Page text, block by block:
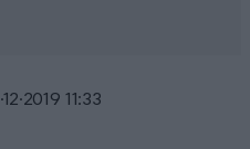
11:33